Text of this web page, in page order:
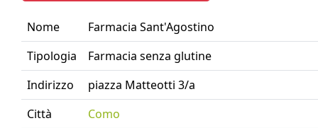
Nome
Farmacia Sant'Agostino
Tipologia
Farmacia senza glutine
Indirizzo
piazza Matteotti 3/a
Città
Como